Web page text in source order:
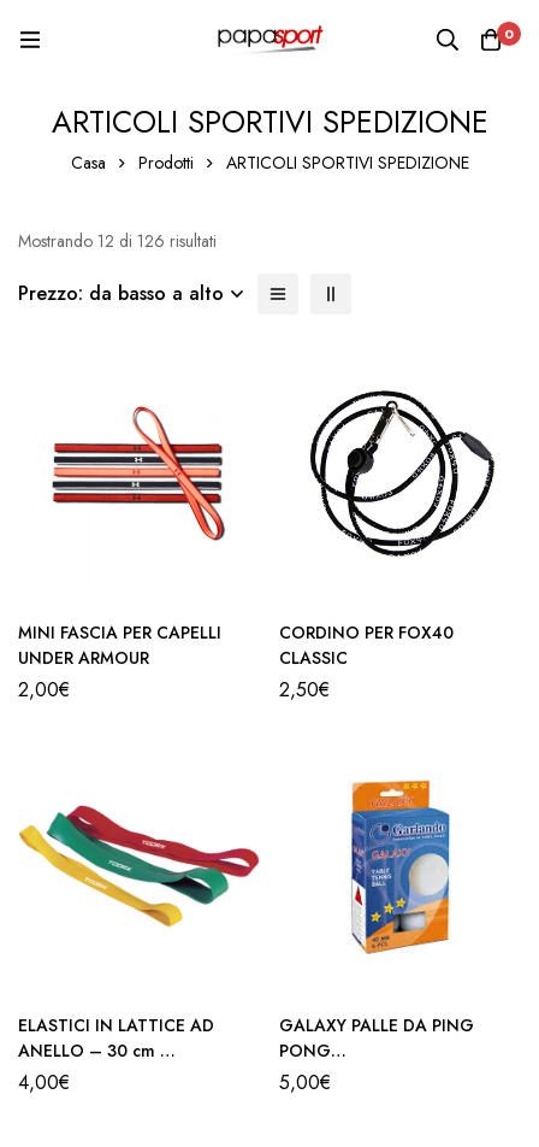
0
ARTICOLI SPORTIVI SPEDIZIONE
Casa Prodotti ARTICOLI SPORTIVI SPEDIZIONE
Mostrando 12 di 126 risultati
Prezzo: da basso a alto
MINI FASCIA PER CAPELLI
UNDER ARMOUR
2,00€
CORDINO PER FOX40
CLASSIC
2,50€
ELASTICI IN LATTICE AD
ANELLO – 30 cm
TOORX
4,00€
GALAXY PALLE DA PING
PONG
GARLANDO
5,00€